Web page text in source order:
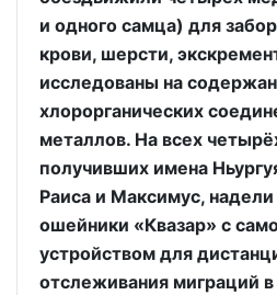
и одного самца) для
крови, шерсти,
исследованы на
хлорорганических
металлов. На всех
получивших имена
Раиса и Максимус,
ошейники «Квазар» с
устройством для
отслеживания миграций